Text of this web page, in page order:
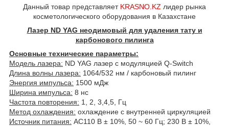
Данный товар представляет KRASNO.KZ лидер рынка
косметологического оборудования в Казахстане
Лазер ND YAG неодимовый для удаления тату и
карбонового пилинга
Основные технические параметры:
Модель лазера: ND YAG лазер с модуляцией Q-Switch
Длина волны лазера: 1064/532 нм / карбоновый пилинг
Энергия импульса: 1500 мДж
Ширина импульса: 8 нс
Частота повторения: 1, 2, 3,4,5, Гц
Метод охлаждения: охлаждение с внутренней циркуляцией
Источник питания: AC110 В ± 10%, 50 ~ 60 Гц; 230 В ± 10%,